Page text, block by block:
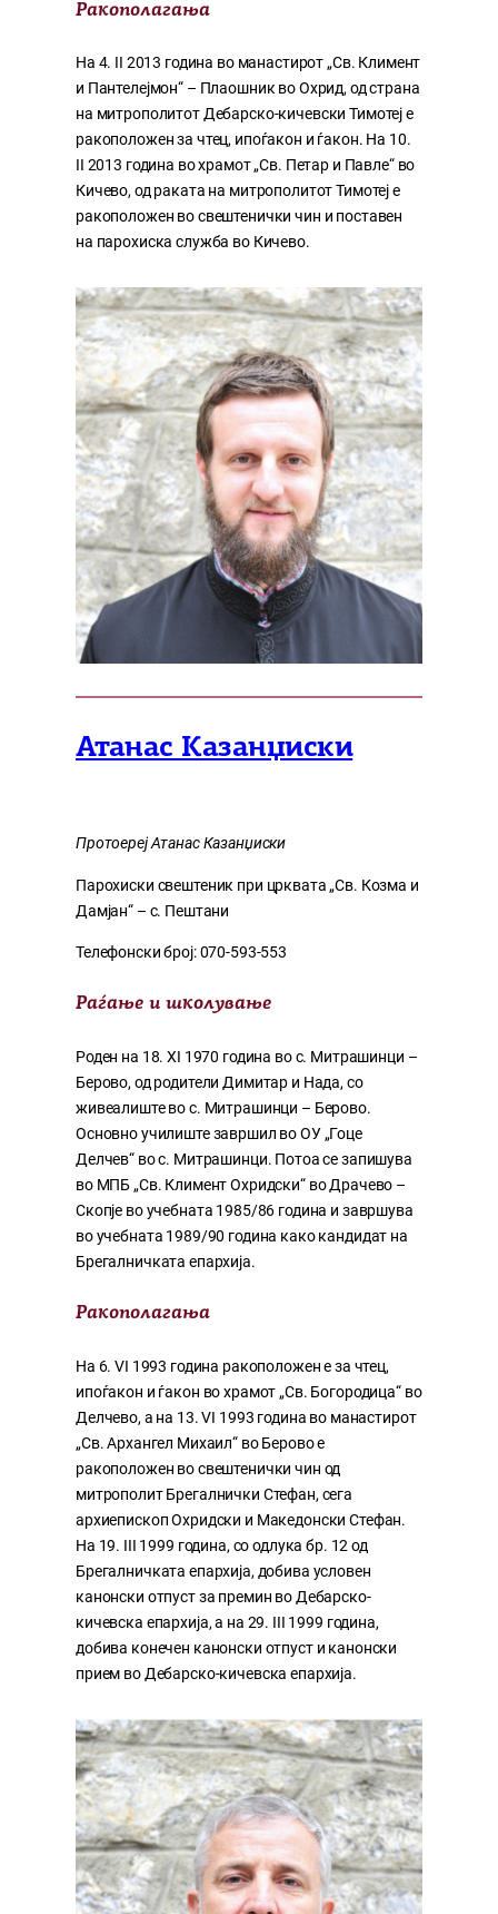
Ракополагања
На 4. II 2013 година во манастирот „Св. Климент
и Пантелејмон“ – Плаошник во Охрид, од страна
на митрополитот Дебарско-кичевски Тимотеј е
ракоположен за чтец, ипоѓакон и ѓакон. На 10.
II 2013 година во храмот „Св. Петар и Павле“ во
Кичево, од раката на митрополитот Тимотеј е
ракоположен во свештенички чин и поставен
на парохиска служба во Кичево.
Атанас Казанџиски
Протоереј Атанас Казанџиски
Парохиски свештеник при црквата „Св. Козма и
Дамјан“ – с. Пештани
Телефонски број: 070-593-553
Раѓање и школување
Роден на 18. XI 1970 година во с. Митрашинци –
Берово, од родители Димитар и Нада, со
живеалиште во с. Митрашинци – Берово.
Основно училиште завршил во ОУ „Гоце
Делчев“ во с. Митрашинци. Потоа се запишува
во МПБ „Св. Климент Охридски“ во Драчево –
Скопје во учебната 1985/86 година и завршува
во учебната 1989/90 година како кандидат на
Брегалничката епархија.
Ракополагања
На 6. VI 1993 година ракоположен е за чтец,
ипоѓакон и ѓакон во храмот „Св. Богородица“ во
Делчево, а на 13. VI 1993 година во манастирот
„Св. Архангел Михаил“ во Берово е
ракоположен во свештенички чин од
митрополит Брегалнички Стефан, сега
архиепископ Охридски и Македонски Стефан.
На 19. III 1999 година, со одлука бр. 12 од
Брегалничката епархија, добива условен
канонски отпуст за премин во Дебарско-
кичевска епархија, а на 29. III 1999 година,
добива конечен канонски отпуст и канонски
прием во Дебарско-кичевска епархија.